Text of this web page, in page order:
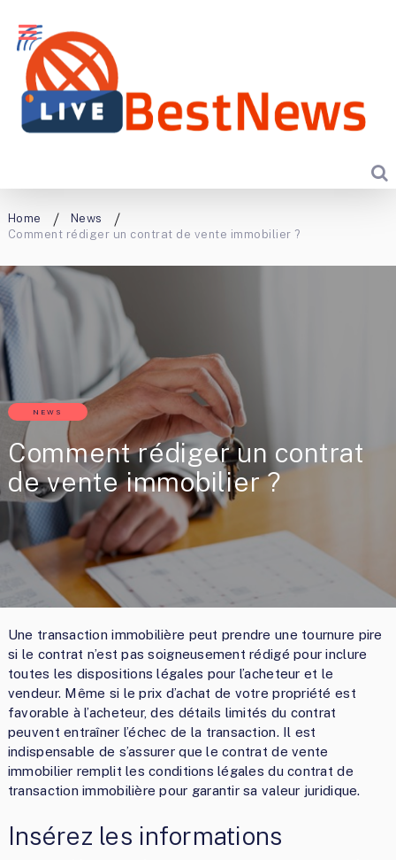
Home
News
Comment rédiger un contrat de vente immobilier ?
NEWS
Comment rédiger un contrat
de vente immobilier ?
Une transaction immobilière peut prendre une tournure pire
si le contrat n’est pas soigneusement rédigé pour inclure
toutes les dispositions légales pour l’acheteur et le
vendeur. Même si le prix d’achat de votre propriété est
favorable à l’acheteur, des détails limités du contrat
peuvent entraîner l’échec de la transaction. Il est
indispensable de s’assurer que le contrat de vente
immobilier remplit les conditions légales du contrat de
transaction immobilière pour garantir sa valeur juridique.
Insérez les informations